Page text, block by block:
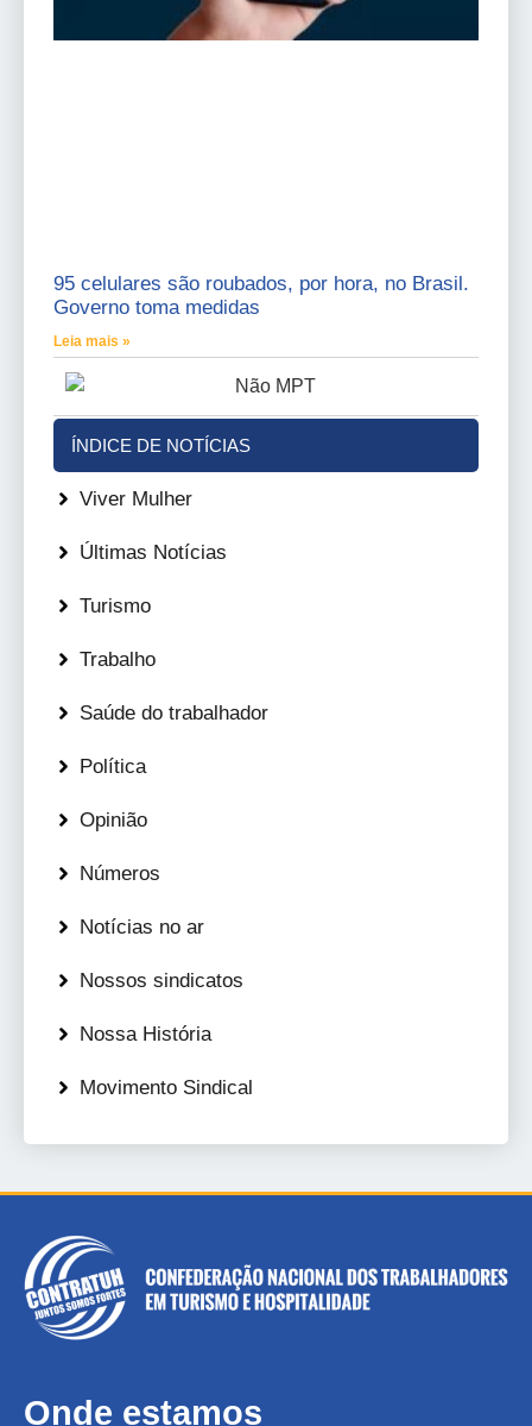
95 celulares são roubados, por hora, no Brasil.
Governo toma medidas
Leia mais »
ÍNDICE DE NOTÍCIAS
Viver Mulher
Últimas Notícias
Turismo
Trabalho
Saúde do trabalhador
Política
Opinião
Números
Notícias no ar
Nossos sindicatos
Nossa História
Movimento Sindical
Onde estamos